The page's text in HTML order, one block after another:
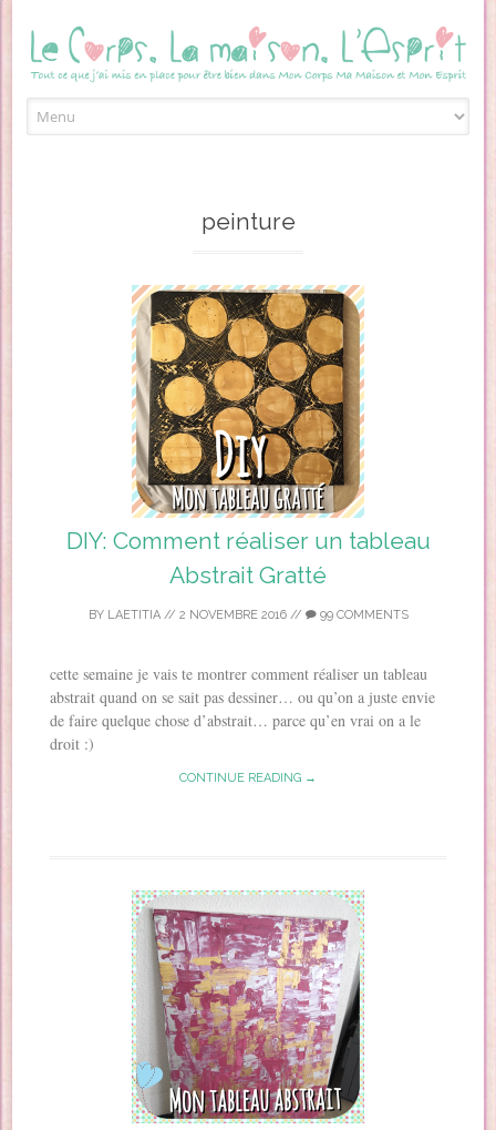
peinture
DIY: Comment réaliser un tableau
Abstrait Gratté
BY LAETITIA// 2 NOVEMBRE 2016// 99 COMMENTS
cette semaine je vais te montrer comment réaliser un tableau
abstrait quand on se sait pas dessiner… ou qu’on a juste envie
de faire quelque chose d’abstrait… parce qu’en vrai on a le
droit :)
CONTINUE READING →